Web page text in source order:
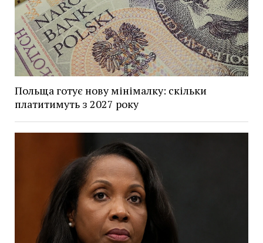
Польща готує нову мінімалку: скільки
платитимуть з 2027 року